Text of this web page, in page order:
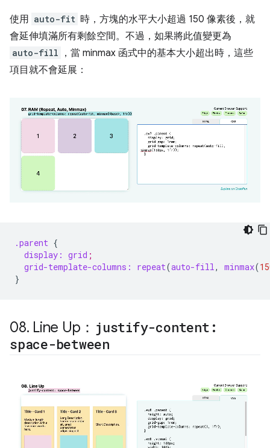
使用 auto-fit 時，方塊的水平大小超過 150 像素後，就
會延伸填滿所有剩餘空間。不過，如果將此值變更為
auto-fill
，當 minmax 函式中的基本大小超出時，這些
項目就不會延展：
.parent {
display: grid ;
grid-template-columns:
repeat(auto-fill , minmax(
}
08. Line Up： justify-content:
space-between